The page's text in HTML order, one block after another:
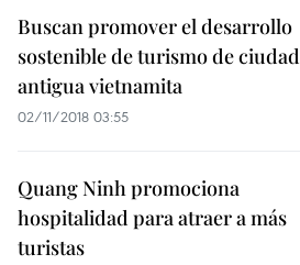
Buscan promover el desarrollo
sostenible de turismo de ciudad
antigua vietnamita
02/11/2018 03:55
Quang Ninh promociona
hospitalidad para atraer a más
turistas